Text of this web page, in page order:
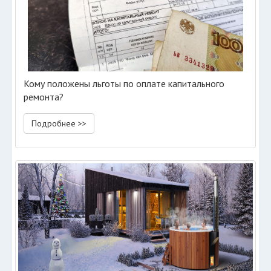
Кому положены льготы по оплате капитального
ремонта?
Подробнее >>